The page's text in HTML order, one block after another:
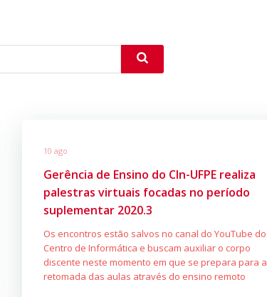
10 ago
Gerência de Ensino do CIn-UFPE realiza
palestras virtuais focadas no período
suplementar 2020.3
Os encontros estão salvos no canal do YouTube do
Centro de Informática e buscam auxiliar o corpo
discente neste momento em que se prepara para a
retomada das aulas através do ensino remoto